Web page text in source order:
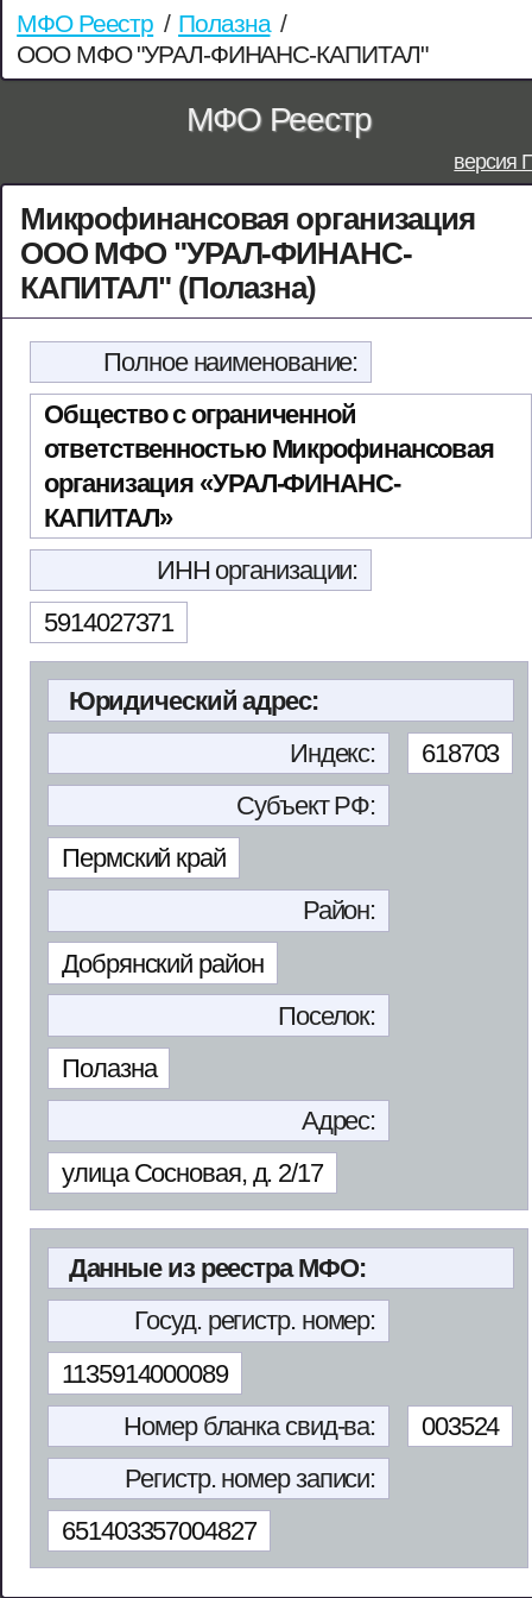
МФО Реестр / Полазна /
ООО МФО "УРАЛ-ФИНАНС-КАПИТАЛ"
МФО Реестр
версия
Микрофинансовая организация
ООО МФО "УРАЛ-ФИНАНС-
КАПИТАЛ" (Полазна)
Полное наименование:
Общество с ограниченной
ответственностью Микрофинансовая
организация «УРАЛ-ФИНАНС-
КАПИТАЛ»
ИНН организации:
5914027371
Юридический адрес:
Индекс:
618703
Субъект РФ:
Пермский край
Район:
Добрянский район
Поселок:
Полазна
Адрес:
улица Сосновая, д. 2/17
Данные из реестра МФО:
Госуд. регистр. номер:
1135914000089
Номер бланка свид-ва:
003524
Регистр. номер записи:
651403357004827